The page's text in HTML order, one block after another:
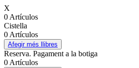
X
0 Artículos
Cistella
0 Artículos
Afegir més llibres
Reserva. Pagament a la botiga
0 Artículos